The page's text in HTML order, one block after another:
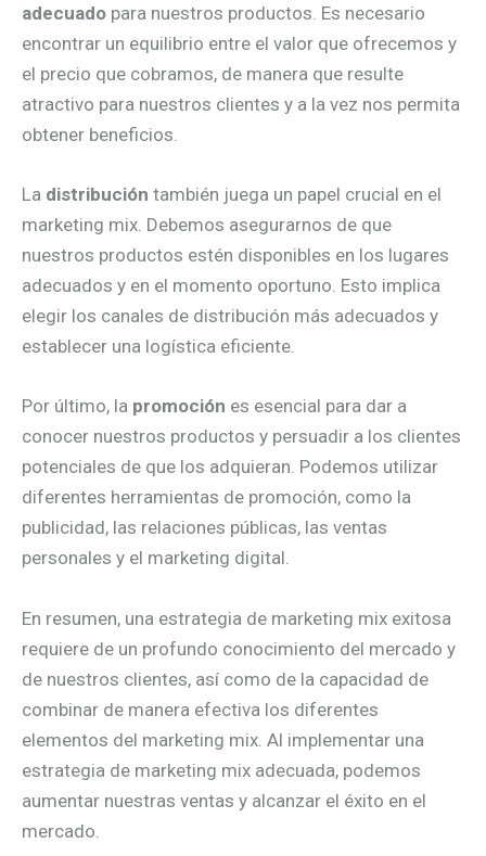
adecuado para nuestros productos. Es necesario
encontrar un equilibrio entre el valor que ofrecemos y
el precio que cobramos, de manera que resulte
atractivo para nuestros clientes y a la vez nos permita
obtener beneficios.
La distribución también juega un papel crucial en el
marketing mix. Debemos asegurarnos de que
nuestros productos estén disponibles en los lugares
adecuados y en el momento oportuno. Esto implica
elegir los canales de distribución más adecuados y
establecer una logística eficiente.
Por último, la promoción es esencial para dar a
conocer nuestros productos y persuadir a los clientes
potenciales de que los adquieran. Podemos utilizar
diferentes herramientas de promoción, como la
publicidad, las relaciones públicas, las ventas
personales y el marketing digital.
En resumen, una estrategia de marketing mix exitosa
requiere de un profundo conocimiento del mercado y
de nuestros clientes, así como de la capacidad de
combinar de manera efectiva los diferentes
elementos del marketing mix. Al implementar una
estrategia de marketing mix adecuada, podemos
aumentar nuestras ventas y alcanzar el éxito en el
mercado.